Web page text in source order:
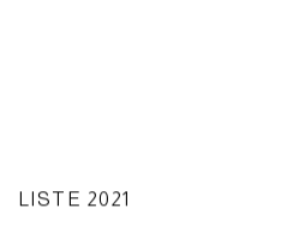
LISTE 2021